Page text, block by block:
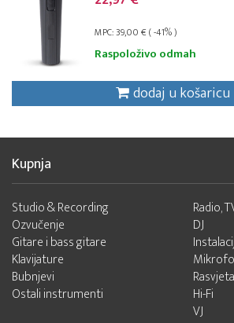
MPC: 39,00 € ( -41% )
Raspoloživo odmah
dodaj u košaricu
Kupnja
Studio & Recording
Ozvučenje
Gitare i bass gitare
Klavijature
Bubnjevi
Ostali instrumenti
Radio,
DJ
Rasvjeta
Hi-Fi
VJ